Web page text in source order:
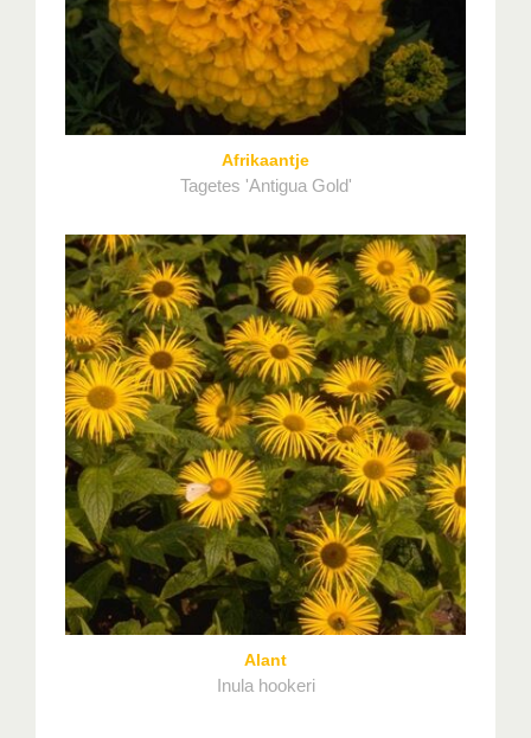
Afrikaantje
Tagetes 'Antigua Gold'
Alant
Inula hookeri